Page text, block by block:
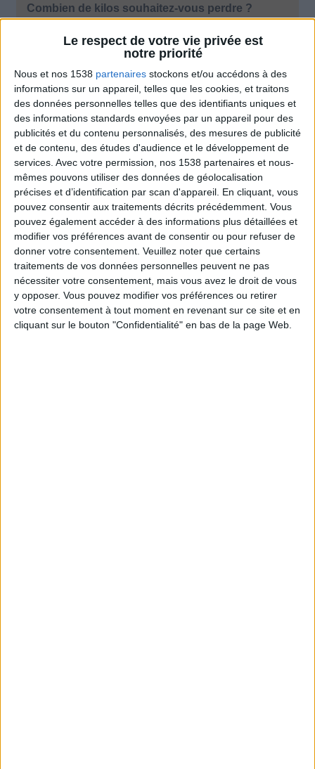
Le respect de votre vie privée est
notre priorité
Nous et nos 1538 partenaires stockons et/ou accédons à des
informations sur un appareil, telles que les cookies, et traitons
des données personnelles telles que des identifiants uniques et
des informations standards envoyées par un appareil pour des
publicités et du contenu personnalisés, des mesures de publicité
et de contenu, des études d'audience et le développement de
services. Avec votre permission, nos 1538 partenaires et nous-
mêmes pouvons utiliser des données de géolocalisation
précises et d’identification par scan d'appareil. En cliquant, vous
pouvez consentir aux traitements décrits précédemment. Vous
pouvez également accéder à des informations plus détaillées et
modifier vos préférences avant de consentir ou pour refuser de
donner votre consentement. Veuillez noter que certains
traitements de vos données personnelles peuvent ne pas
nécessiter votre consentement, mais vous avez le droit de vous
y opposer. Vous pouvez modifier vos préférences ou retirer
votre consentement à tout moment en revenant sur ce site et en
cliquant sur le bouton "Confidentialité" en bas de la page Web.
Combien de kilos souhaitez-vous perdre ?
Moins de
De 5 à 10
kilos
Plus de
Conseils et astuces minceur Voir tout
Les bons trucs à connaître pour mincir
expliqués par le créateur du programme
Savoir Maigrir.
La règle N°1 pour maigrir : le déficit calorique